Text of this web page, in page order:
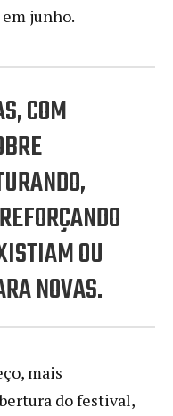
junho.
COM
OU
NOVAS.
mais
do festival,